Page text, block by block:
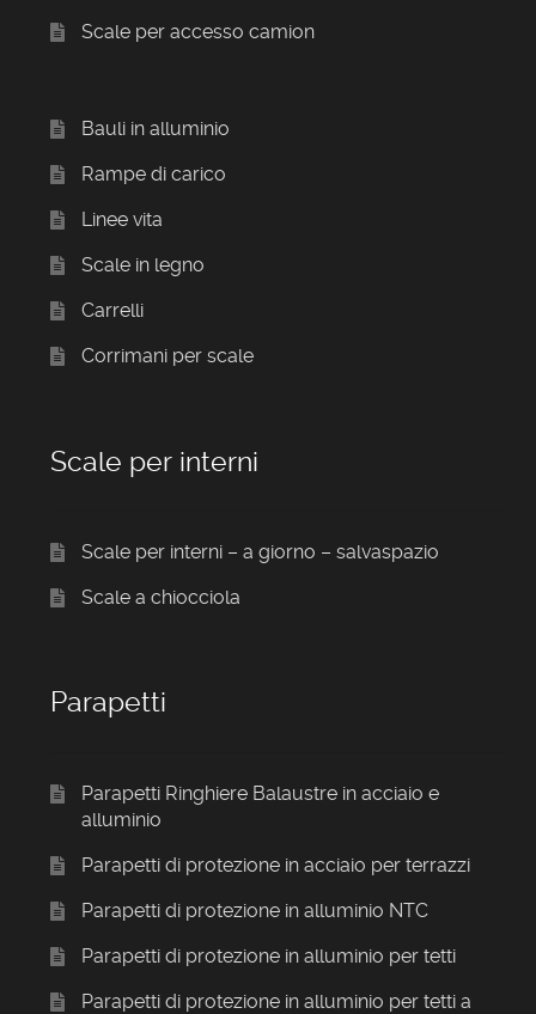
Scale per accesso camion
Bauli in alluminio
Rampe di carico
Linee vita
Scale in legno
Carrelli
Corrimani per scale
Scale per interni
Scale per interni – a giorno – salvaspazio
Scale a chiocciola
Parapetti
Parapetti Ringhiere Balaustre in acciaio e
alluminio
Parapetti di protezione in acciaio per terrazzi
Parapetti di protezione in alluminio NTC
Parapetti di protezione in alluminio per tetti
Parapetti di protezione in alluminio per tetti a